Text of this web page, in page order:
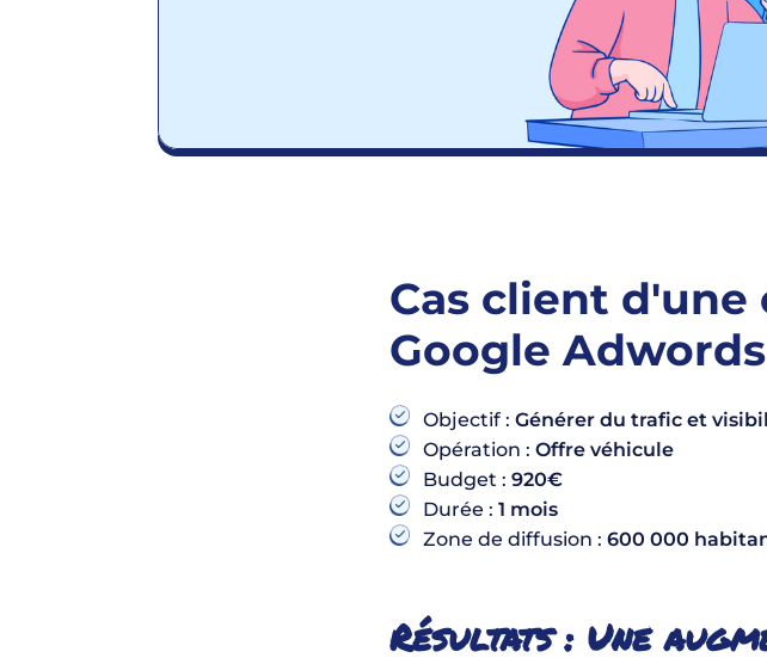
Cas client d'une
Google
Objectif : Générer du trafic et
Opération :Offre véhicule
Budget : 920€
Durée :1 mois
Zone de diffusion : 600 000
Résultats : Une